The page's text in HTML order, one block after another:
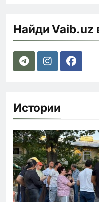
Найди Vaib.uz
Истории